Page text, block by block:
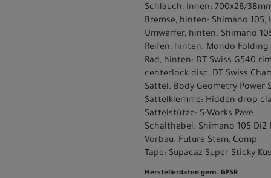
Schlauch, innen: 700x28/
Bremse, hinten: Shimano 105,
Umwerfer, hinten: Shimano
Reifen, hinten: Mondo Folding
Rad, hinten: DT Swiss G540
centerlock disc, DT Swiss
Sattel: Body Geometry Power
Sattelklemme: Hidden drop
Sattelstütze: S-Works Pave
Schalthebel: Shimano 105 Di2
Vorbau: Future Stem, Comp
Tape: Supacaz Super Sticky
Herstellerdaten gem. GPSR